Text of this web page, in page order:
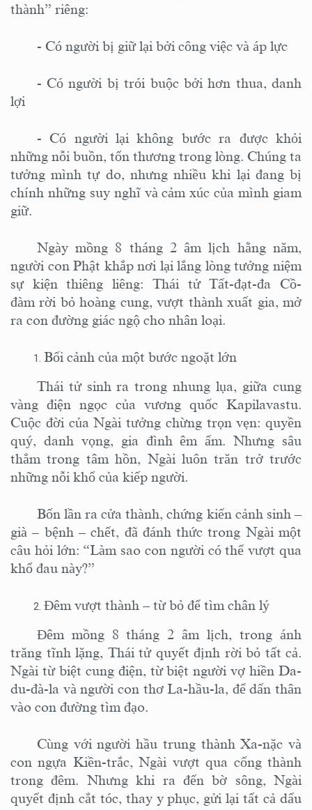
thành” riêng:
- Có người bị giữ lại bởi công việc và áp lực
-Có người bị trói buộc bởi hơn thua, danh
lợi
-Có người lại không bước ra được khỏi
những nỗi buồn, tổn thương trong lòng. Chúng ta
tưởng mình tự do, nhưng nhiều khi lại đang bị
chính những suy nghĩ và cảm xúc của mình giam
giữ.
Ngày mồng 8 tháng 2 âm lịch hằng năm,
người con Phật khắp nơi lại lắng lòng tưởng niệm
sự kiện thiêng liêng: Thái tử Tất-đạt-đa Cồ-
đàm rời bỏ hoàng cung, vượt thành xuất gia, mở
ra con đường giác ngộ cho nhân loại.
Bối cảnh của một bước ngoặt lớn
Thái tử sinh ra trong nhung lụa, giữa cung
vàng điện ngọc của vương quốc Kapilavastu.
Cuộc đời của Ngài tưởng chừng trọn vẹn: quyền
quý, danh vọng, gia đình êm ấm. Nhưng sâu
thẳm trong tâm hồn, Ngài luôn trăn trở trước
những nỗi khổ của kiếp người.
Bốn lần ra cửa thành, chứng kiến cảnh sinh –
già – bệnh – chết, đã đánh thức trong Ngài một
câu hỏi lớn: “Làm sao con người có thể vượt qua
khổ đau này?”
Đêm vượt thành – từ bỏ để tìm chân lý
Đêm mồng 8 tháng 2 âm lịch, trong ánh
trăng tĩnh lặng, Thái tử quyết định rời bỏ tất cả.
Ngài từ biệt cung điện, từ biệt người vợ hiền Da-
du-đà-la và người con thơ La-hầu-la, để dấn thân
vào con đường tìm đạo.
Cùng với người hầu trung thành Xa-nặc và
con ngựa Kiền-trắc, Ngài vượt qua cổng thành
trong đêm. Nhưng khi ra đến bờ sông, Ngài
quyết định cắt tóc, thay y phục, gửi lại tất cả dấu